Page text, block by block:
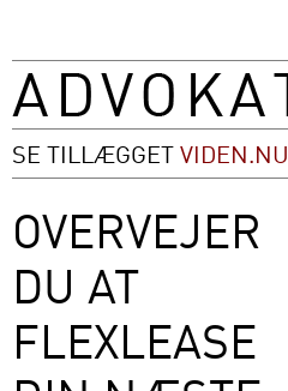
SE TILLÆGGETVIDEN.NU
OVERVEJER
DU AT
FLEXLEASE